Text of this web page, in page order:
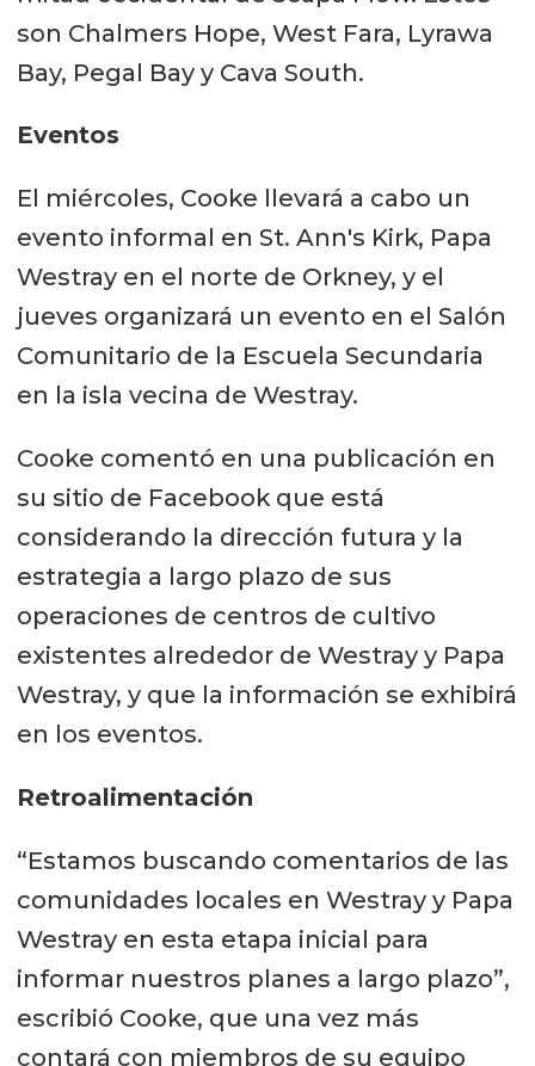
son Chalmers Hope, West Fara, Lyrawa
Bay, Pegal Bay y Cava South.
Eventos
El miércoles, Cooke llevará a cabo un
evento informal en St. Ann's Kirk, Papa
Westray en el norte de Orkney, y el
jueves organizará un evento en el Salón
Comunitario de la Escuela Secundaria
en la isla vecina de Westray.
Cooke comentó en una publicación en
su sitio de Facebook que está
considerando la dirección futura y la
estrategia a largo plazo de sus
operaciones de centros de cultivo
existentes alrededor de Westray y Papa
Westray, y que la información se exhibirá
en los eventos.
Retroalimentación
“Estamos buscando comentarios de las
comunidades locales en Westray y Papa
Westray en esta etapa inicial para
informar nuestros planes a largo plazo”,
escribió Cooke, que una vez más
contará con miembros de su equipo